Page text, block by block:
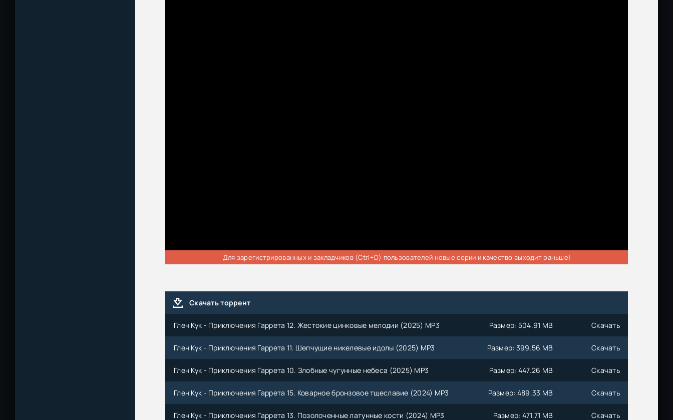
Для зарегистрированных и закладчиков (Ctrl+D) пользователей новые серии и качество выходит раньше!
Скачать торрент
Глен Кук - Приключения Гаррета 12. Жестокие цинковые мелодии (2025) MP3 Размер: 504.91 MB Скачать
Глен Кук - Приключения Гаррета 11. Шепчущие никелевые идолы (2025) MP3 Размер: 399.56 MB Скачать
Глен Кук - Приключения Гаррета 10. Злобные чугунные небеса (2025) MP3 Размер: 447.26 MB Скачать
Глен Кук - Приключения Гаррета 15. Коварное бронзовое тщеславие (2024) MP3 Размер: 489.33 MB Скачать
Глен Кук - Приключения Гаррета 13. Позолоченные латунные кости (2024) MP3 Размер: 471.71 MB Скачать